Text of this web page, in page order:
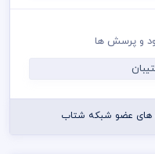
و پرسش ها
های عضو شبکه شتاب
نظیر غلط املایی،
عکس و وکتور به عهده
به عهده خریدار می
خریدار می باشد